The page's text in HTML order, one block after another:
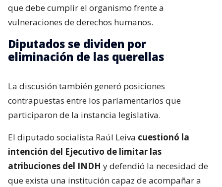
que debe cumplir el organismo frente a
vulneraciones de derechos humanos.
Diputados se dividen por
eliminación de las querellas
La discusión también generó posiciones
contrapuestas entre los parlamentarios que
participaron de la instancia legislativa.
El diputado socialista Raúl Leiva cuestionó la
intención del Ejecutivo de limitar las
atribuciones del INDH y defendió la necesidad de
que exista una institución capaz de acompañar a